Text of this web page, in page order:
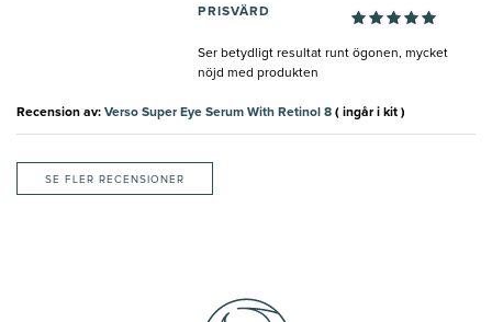
PRISVÄRD
Ser betydligt resultat runt ögonen, mycket
nöjd med produkten
Recension av: Verso Super Eye Serum With Retinol 8 ( ingår i kit )
SE FLER RECENSIONER